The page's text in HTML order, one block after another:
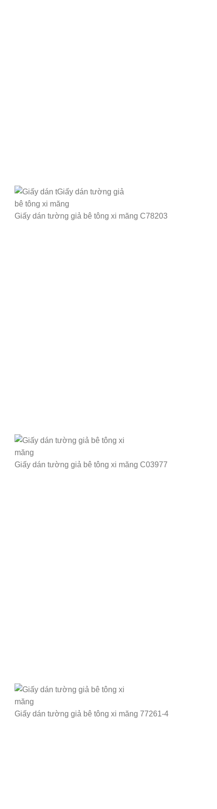
Giấy dán tường giả bê tông xi măng C78203
Giấy dán tường giả bê tông xi măng C03977
Giấy dán tường giả bê tông xi măng 77261-4